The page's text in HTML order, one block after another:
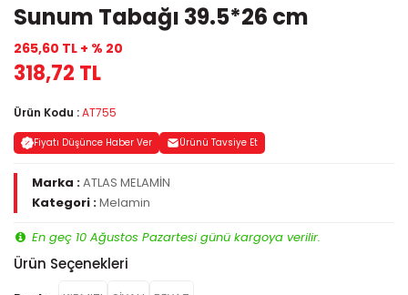
Sunum Tabağı 39.5*26 cm
265,60 TL + % 20
318,72 TL
Ürün Kodu :AT755
Fiyatı Düşünce Haber Ver Ürünü Tavsiye Et
Marka :ATLAS MELAMİN
Kategori :Melamin
En geç 10 Ağustos Pazartesi günü kargoya verilir.
Ürün Seçenekleri